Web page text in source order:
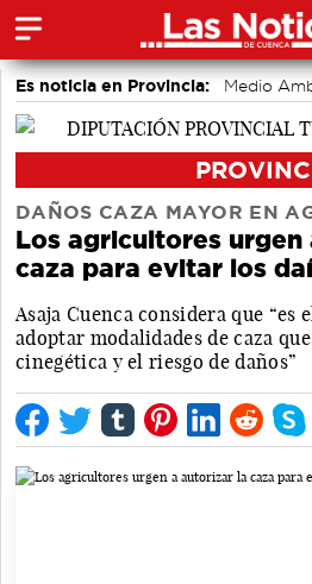
Es noticia en Provincia:
Medio
accidentes laborales
DAÑOS CAZA MAYOR EN
Los agricultores urgen
caza para evitar los
Asaja Cuenca considera que “es
adoptar modalidades de caza
cinegética y el riesgo de daños”